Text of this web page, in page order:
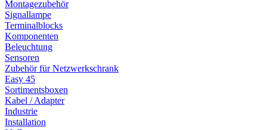
Montagezubehör
Signallampe
Terminalblocks
Komponenten
Beleuchtung
Sensoren
Zubehör für Netzwerkschrank
Easy 45
Sortimentsboxen
Kabel / Adapter
Industrie
Installation